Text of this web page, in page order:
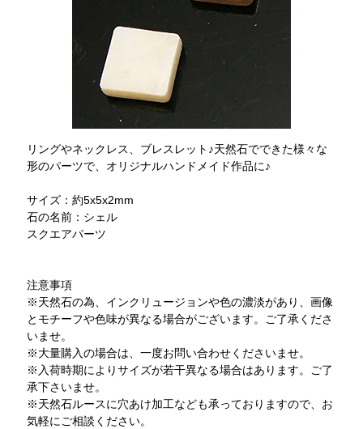
リングやネックレス、ブレスレット♪天然石でできた様々な
形のパーツで、オリジナルハンドメイド作品に♪
サイズ：約5x5x2mm
石の名前：シェル
スクエアパーツ
注意事項
※天然石の為、インクリュージョンや色の濃淡があり、画像
とモチーフや色味が異なる場合がございます。ご了承くださ
いませ。
※大量購入の場合は、一度お問い合わせくださいませ。
※入荷時期によりサイズが若干異なる場合はあります。ご了
承下さいませ。
※天然石ルースに穴あけ加工なども承っておりますので、お
気軽にご相談ください。